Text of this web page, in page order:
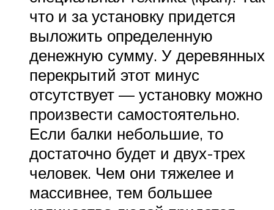
что и за установку придется
выложить определенную
денежную сумму. У деревянных
перекрытий этот минус
отсутствует — установку можно
произвести самостоятельно.
Если балки небольшие, то
достаточно будет и двух-трех
человек. Чем они тяжелее и
массивнее, тем большее